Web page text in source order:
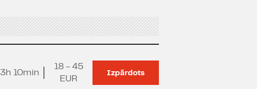
3h 10min
18 - 45
EUR
Izpārdots